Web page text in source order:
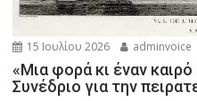
15 Ιουλίου 2026 adminvoice
«Μια φορά κι έναν
Συνέδριο για την